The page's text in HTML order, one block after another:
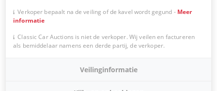
Verkoper bepaalt na de veiling of de kavel wordt gegund - Meer
informatie
Classic Car Auctions is niet de verkoper. Wij veilen en factureren
als bemiddelaar namens een derde partij, de verkoper.
Veilinginformatie